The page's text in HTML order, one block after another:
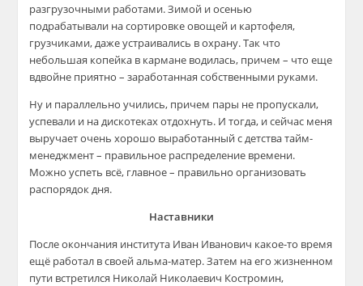
разгрузочными работами. Зимой и осенью
подрабатывали на сортировке овощей и картофеля,
грузчиками, даже устраивались в охрану. Так что
небольшая копейка в кармане водилась, причем – что еще
вдвойне приятно – заработанная собственными руками.
Ну и параллельно учились, причем пары не пропускали,
успевали и на дискотеках отдохнуть. И тогда, и сейчас меня
выручает очень хорошо выработанный с детства тайм-
менеджмент – правильное распределение времени.
Можно успеть всё, главное – правильно организовать
распорядок дня.
Наставники
После окончания института Иван Иванович какое-то время
ещё работал в своей альма-матер. Затем на его жизненном
пути встретился Николай Николаевич Костромин,